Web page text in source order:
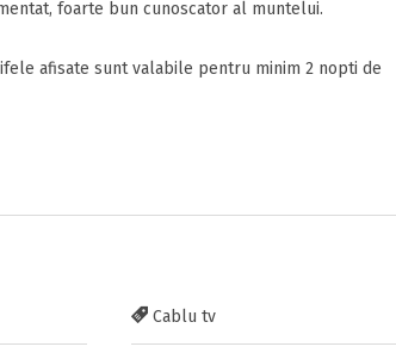
foarte bun cunoscator al muntelui.
afisate sunt valabile pentru minim 2 nopti de
Cablu tv